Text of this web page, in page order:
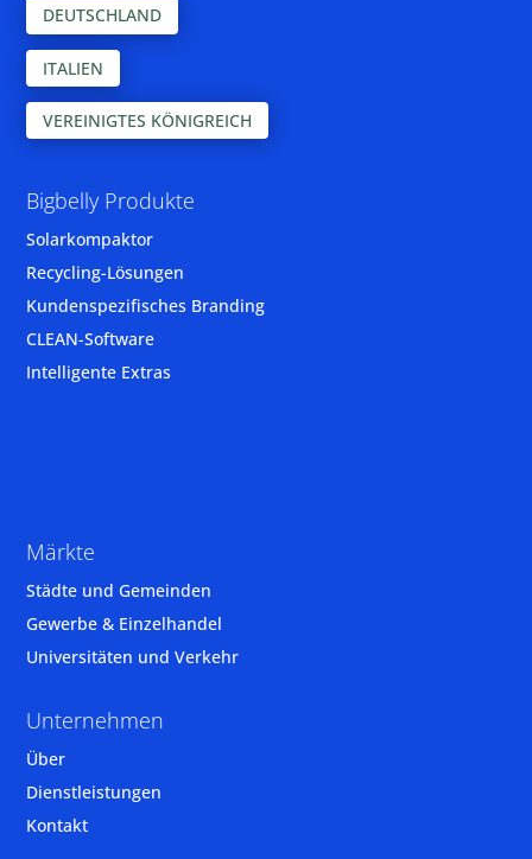
DEUTSCHLAND
ITALIEN
VEREINIGTES KÖNIGREICH
Bigbelly Produkte
Solarkompaktor
Recycling-Lösungen
Kundenspezifisches Branding
CLEAN-Software
Intelligente Extras
Märkte
Städte und Gemeinden
Gewerbe & Einzelhandel
Universitäten und Verkehr
Unternehmen
Über
Dienstleistungen
Kontakt